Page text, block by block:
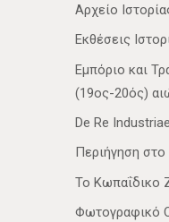
Αρχείο
Εκθέσεις
Εμπόριο και
(19ος-20ός)
De Re
Περιήγηση
Το Κωπαΐδικο
Φωτογραφικό